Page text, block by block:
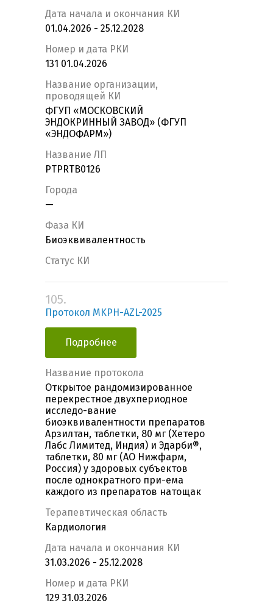
Дата начала и окончания КИ
01.04.2026 - 25.12.2028
Номер и дата РКИ
131 01.04.2026
Название организации,
проводящей КИ
ФГУП «МОСКОВСКИЙ
ЭНДОКРИННЫЙ ЗАВОД» (ФГУП
«ЭНДОФАРМ»)
Название ЛП
PTPRTB0126
Города
—
Фаза КИ
Биоэквивалентность
Статус КИ
105.
Протокол MKPH-AZL-2025
Подробнее
Название протокола
Открытое рандомизированное
перекрестное двухпериодное
исследо-вание
биоэквивалентности препаратов
Арзилтан, таблетки, 80 мг (Хетеро
Лабс Лимитед, Индия) и Эдарби®,
таблетки, 80 мг (АО Нижфарм,
Россия) у здоровых субъектов
после однократного при-ема
каждого из препаратов натощак
Терапевтическая область
Кардиология
Дата начала и окончания КИ
31.03.2026 - 25.12.2028
Номер и дата РКИ
129 31.03.2026